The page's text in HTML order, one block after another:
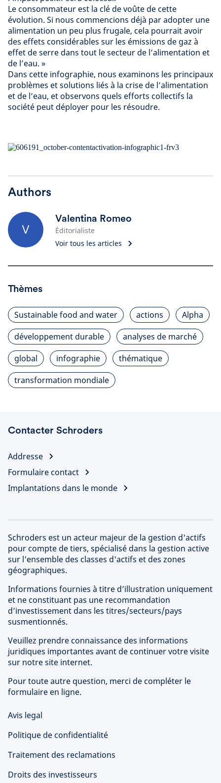
Le consommateur est la clé de voûte de cette
évolution. Si nous commencions déjà par adopter une
alimentation un peu plus frugale, cela pourrait avoir
des effets considérables sur les émissions de gaz à
effet de serre dans tout le secteur de l’alimentation et
de l’eau. »
Dans cette infographie, nous examinons les principaux
problèmes et solutions liés à la crise de l’alimentation
et de l’eau, et observons quels efforts collectifs la
société peut déployer pour les résoudre.
Authors
V
Valentina Romeo
Éditorialiste
Voir tous les articles
Thèmes
Sustainable food and water actions
Alpha
développement durable
analyses de marché
global
infographie
thématique
transformation mondiale
Contacter Schroders
Addresse
Formulaire contact
Implantations dans le monde
Schroders est un acteur majeur de la gestion d'actifs
pour compte de tiers, spécialisé dans la gestion active
sur l'ensemble des classes d'actifs et des zones
géographiques.
Informations fournies à titre d’illustration uniquement
et ne constituant pas une recommandation
d’investissement dans les titres/secteurs/pays
susmentionnés.
Veuillez prendre connaissance des informations
juridiques importantes avant de continuer votre visite
sur notre site internet.
Pour toute autre question, merci de compléter le
formulaire en ligne.
Avis legal
Politique de confidentialité
Traitement des reclamations
Droits des investisseurs